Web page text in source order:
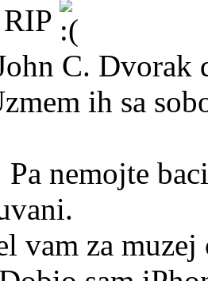
C. Dvorak
ih sa
Pa nemojte
vam za